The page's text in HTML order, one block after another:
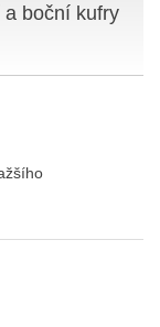
boční kufry